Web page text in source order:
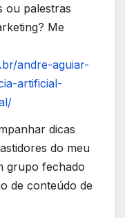
ou palestras
Me
andre-aguiar-
artificial-
dicas
do meu
grupo fechado
de conteúdo de